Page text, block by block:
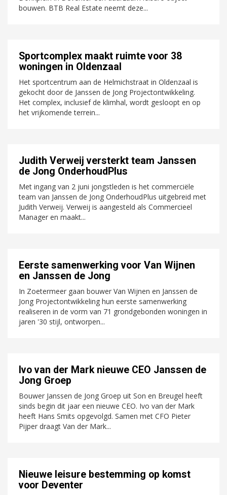
bouwen. BTB Real Estate neemt deze...
Sportcomplex maakt ruimte voor 38
woningen in Oldenzaal
Het sportcentrum aan de Helmichstraat in Oldenzaal is
gekocht door de Janssen de Jong Projectontwikkeling.
Het complex, inclusief de klimhal, wordt gesloopt en op
het vrijkomende terrein...
Judith Verweij versterkt team Janssen
de Jong OnderhoudPlus
Met ingang van 2 juni jongstleden is het commerciële
team van Janssen de Jong OnderhoudPlus uitgebreid met
Judith Verweij. Verweij is aangesteld als Commercieel
Manager en maakt...
Eerste samenwerking voor Van Wijnen
en Janssen de Jong
In Zoetermeer gaan bouwer Van Wijnen en Janssen de
Jong Projectontwikkeling hun eerste samenwerking
realiseren in de vorm van 71 grondgebonden woningen in
jaren '30 stijl, ontworpen...
Ivo van der Mark nieuwe CEO Janssen de
Jong Groep
Bouwer Janssen de Jong Groep uit Son en Breugel heeft
sinds begin dit jaar een nieuwe CEO. Ivo van der Mark
heeft Hans Smits opgevolgd. Samen met CFO Pieter
Pijper draagt Van der Mark...
Nieuwe leisure bestemming op komst
voor Deventer